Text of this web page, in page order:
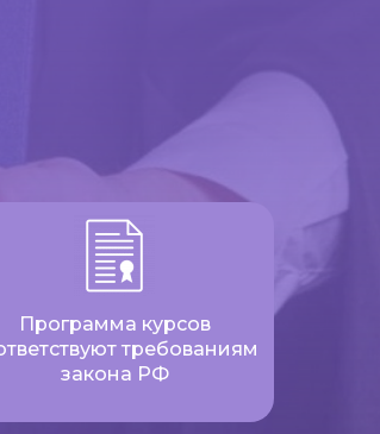
Программа курсов
требованиям
закона РФ